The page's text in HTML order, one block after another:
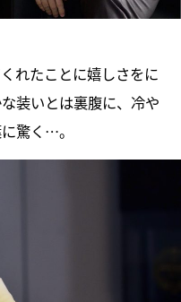
れたことに嬉しさをに
装いとは裏腹に、冷や
驚く…。